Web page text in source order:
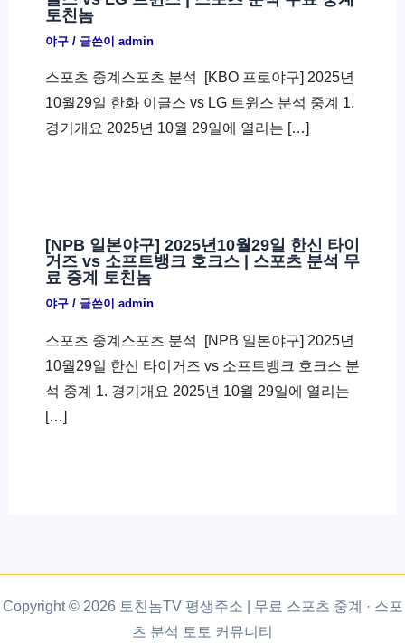
토친놈
야구/ 글쓴이 admin
스포츠 중계스포츠 분석 ​ [KBO 프로야구] 2025년
10월29일 한화 이글스 vs LG 트윈스 분석 중계 1.
경기개요 2025년 10월 29일에 열리는 […]
[NPB 일본야구] 2025년10월29일 한신 타이
거즈 vs 소프트뱅크 호크스 | 스포츠 분석 무
료 중계 토친놈
야구/ 글쓴이 admin
스포츠 중계스포츠 분석 ​ [NPB 일본야구] 2025년
10월29일 한신 타이거즈 vs 소프트뱅크 호크스 분
석 중계 1. 경기개요 2025년 10월 29일에 열리는
[…]
Copyright © 2026 토친놈TV 평생주소 | 무료 스포츠 중계 · 스포
츠 분석 토토 커뮤니티